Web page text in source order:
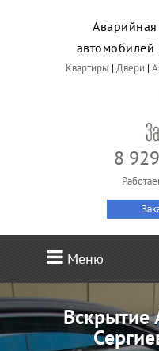
автомобилей
Квартиры | Двери |
8
Меню
Вскрытие